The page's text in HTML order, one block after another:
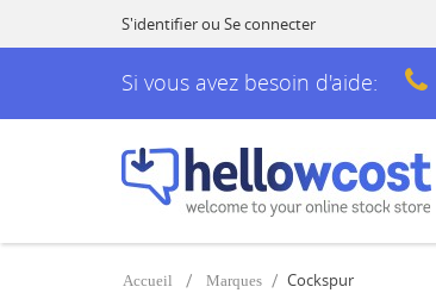
S'identifierou Se connecter
Si vous avez besoin d'aide:
Accueil Marques Cockspur